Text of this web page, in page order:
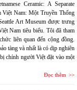
Ceramic: A Separate
Nam: Một Truyền Thống
Art Museum được trưng
Nam tiêu biểu. Tôi đã tham
liên quan đến cộng đồng.
tàng và nhất là có dịp nghiên
chính người Việt đặt vào một
Đọc thêm